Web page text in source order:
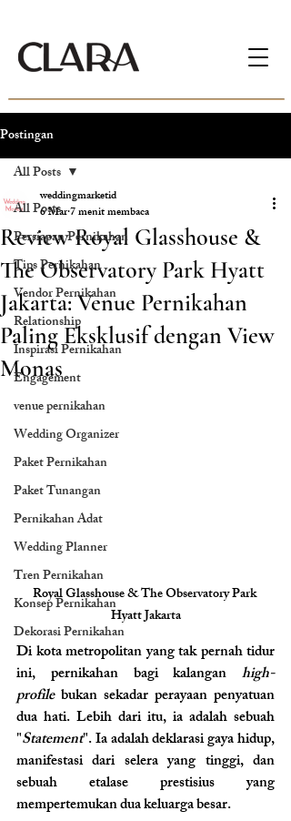
Postingan
All Posts
Persiapan Pernikahan
Tips Pernikahan
Vendor Pernikahan
Relationship
Inspirasi Pernikahan
Engagement
venue pernikahan
Wedding Organizer
Paket Pernikahan
Paket Tunangan
Pernikahan Adat
Wedding Planner
Tren Pernikahan
Konsep Pernikahan
Dekorasi Pernikahan
All Posts
Review Royal Glasshouse &
The Observatory Park Hyatt
Jakarta: Venue Pernikahan
Paling Eksklusif dengan View
Monas
weddingmarketid
6 Mar7 menit membaca
Royal Glasshouse & The Observatory Park
Hyatt Jakarta
Di kota metropolitan yang tak pernah tidur
ini, pernikahan bagi kalangan high-
profile bukan sekadar perayaan penyatuan
dua hati. Lebih dari itu, ia adalah sebuah
"Statement". Ia adalah deklarasi gaya hidup,
manifestasi dari selera yang tinggi, dan
sebuah etalase prestisius yang
mempertemukan dua keluarga besar.